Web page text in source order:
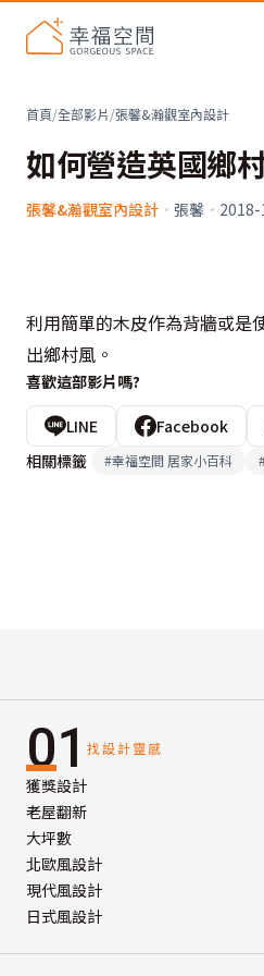
首頁/全部影片/張馨&瀚觀室內設計
如何營造英國鄉
張馨&瀚觀室內設計 · 張馨 ·
利用簡單的木皮作為背牆或是
出鄉村風。
喜歡這部影片嗎?
LINE Facebook
相關標籤
#幸福空間 居家小百科
01 找設計靈感
獲獎設計
老屋翻新
大坪數
北歐風設計
現代風設計
日式風設計